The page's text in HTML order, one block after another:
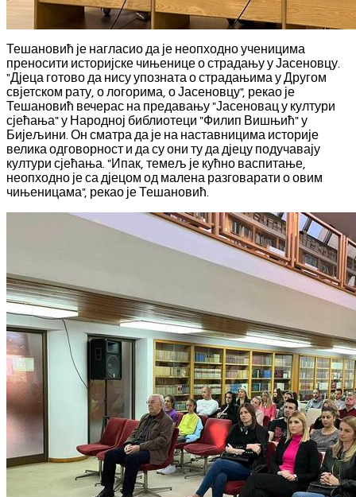
Тешановић је нагласио да је неопходно ученицима
преносити историјске чињенице о страдању у Јасеновцу.
"Дјеца готово да нису упозната о страдањима у Другом
свјетском рату, о логорима, о Јасеновцу", рекао је
Тешановић вечерас на предавању "Јасеновац у култури
сјећања" у Народној библиотеци "Филип Вишњић" у
Бијељини. Он сматра да је на наставницима историје
велика одговорност и да су они ту да дјецу подучавају
култури сјећања. "Ипак, темељ је кућно васпитање,
неопходно је са дјецом од малена разговарати о овим
чињеницама", рекао је Тешановић.